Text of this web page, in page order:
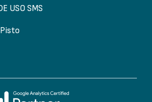
USO SMS